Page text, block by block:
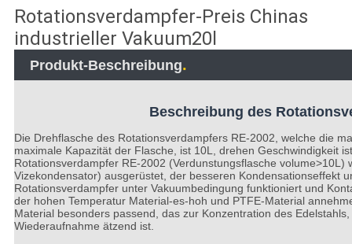
Rotationsverdampfer-Preis Chinas
industrieller Vakuum20l
Produkt-Beschreibung.
Beschreibung des
Die Drehflasche des Rotationsverdampfers RE-2002, welche die
maximale Kapazität der Flasche, ist 10L, drehen Geschwindigkeit
Rotationsverdampfer RE-2002 (Verdunstungsflasche
Vizekondensator) ausgerüstet, der besseren Kondensationseffekt
Rotationsverdampfer unter Vakuumbedingung funktioniert und
der hohen Temperatur Material-es-hoh und PTFE-Material
Material besonders passend, das zur Konzentration des
Wiederaufnahme ätzend ist.